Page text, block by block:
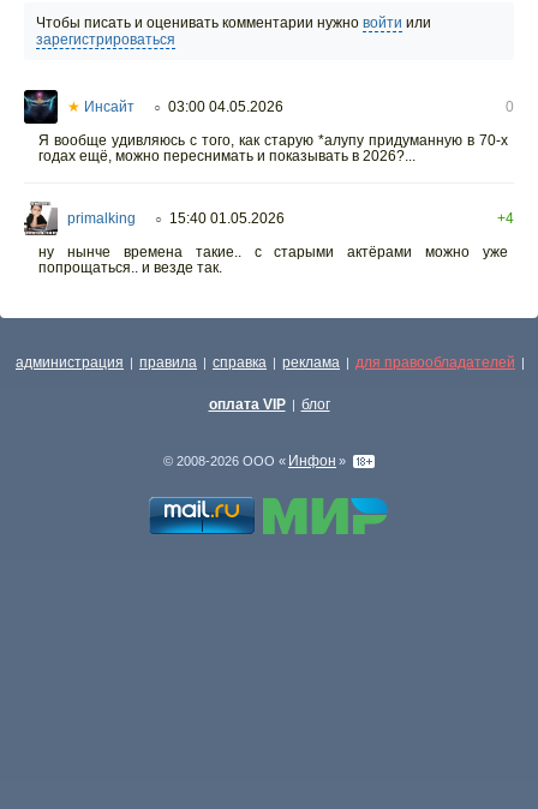
Чтобы писать и оценивать комментарии нужно войти или
зарегистрироваться
★ Инсайт ○ 03:00 04.05.2026
0
Я вообще удивляюсь с того, как старую *алупу придуманную в 70-х
годах ещё, можно переснимать и показывать в 2026?...
primalking ○ 15:40 01.05.2026
+4
ну нынче времена такие.. с старыми актёрами можно уже
попрощаться.. и везде так.
администрация | правила | справка | реклама | для правообладателей |
оплата VIP | блог
© 2008-2026 ООО « Инфон »